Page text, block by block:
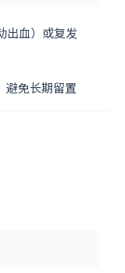
出血）或复发
避免长期留置